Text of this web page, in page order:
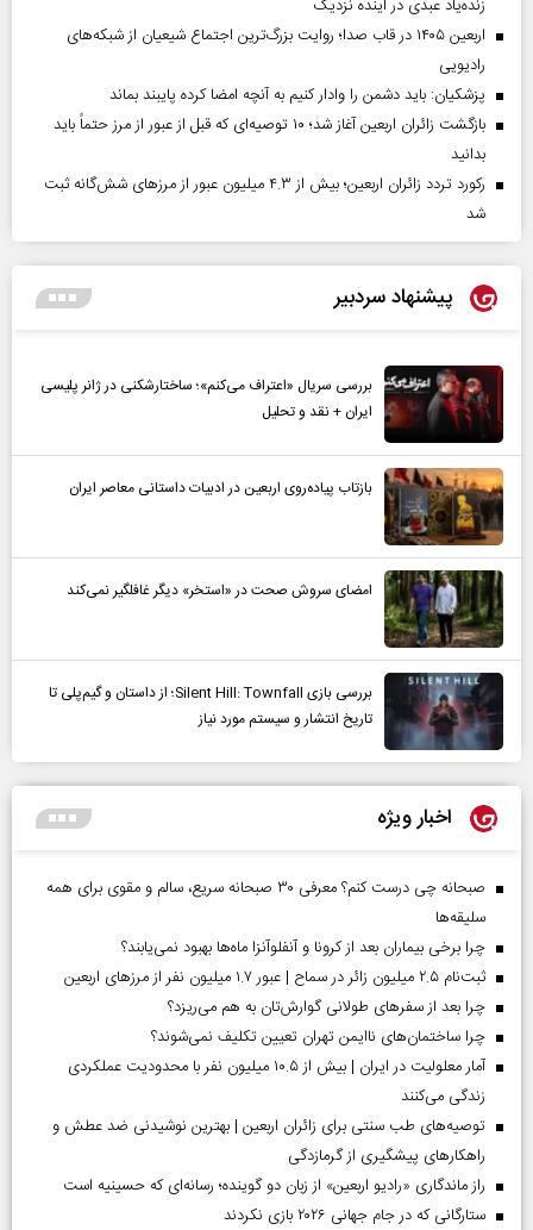
زنده‌یاد عبدی در آینده نزدیک
اربعین ۱۴۰۵ در قاب صدا؛ روایت بزرگ‌ترین اجتماع شیعیان از شبکه‌های
رادیویی
پزشکیان: باید دشمن را وادار کنیم به آنچه امضا کرده پایبند بماند
بازگشت زائران اربعین آغاز شد؛ ۱۰ توصیه‌ای که قبل از عبور از مرز حتماً باید
بدانید
رکورد تردد زائران اربعین؛ بیش از ۴.۳ میلیون عبور از مرزهای شش‌گانه ثبت
شد
پیشنهاد سردبیر
بررسی سریال «اعتراف می‌کنم»؛ ساختارشکنی در ژانر پلیسی
ایران + نقد و تحلیل
بازتاب پیاده‌روی اربعین در ادبیات داستانی معاصر ایران
امضای سروش صحت در «استخر» دیگر غافلگیر نمی‌کند
بررسی بازی Silent Hill: Townfall؛ از داستان و گیم‌پلی تا
تاریخ انتشار و سیستم مورد نیاز
اخبار ویژه
صبحانه چی درست کنم؟ معرفی ۳۰ صبحانه سریع، سالم و مقوی برای همه
سلیقه‌ها
چرا برخی بیماران بعد از کرونا و آنفلوآنزا ماه‌ها بهبود نمی‌یابند؟
ثبت‌نام ۲.۵ میلیون زائر در سماح | عبور ۱.۷ میلیون نفر از مرز‌های اربعین
چرا بعد از سفرهای طولانی گوارش‌تان به هم می‌ریزد؟
چرا ساختمان‌های ناایمن تهران تعیین تکلیف نمی‌شوند؟
آمار معلولیت در ایران | بیش از ۱۰.۵ میلیون نفر با محدودیت عملکردی
زندگی می‌کنند
توصیه‌های طب سنتی برای زائران اربعین | بهترین نوشیدنی ضد عطش و
راهکارهای پیشگیری از گرمازدگی
راز ماندگاری «رادیو اربعین» از زبان دو گوینده؛ رسانه‌ای که حسینیه است
ستارگانی که در جام جهانی ۲۰۲۶ بازی نکردند